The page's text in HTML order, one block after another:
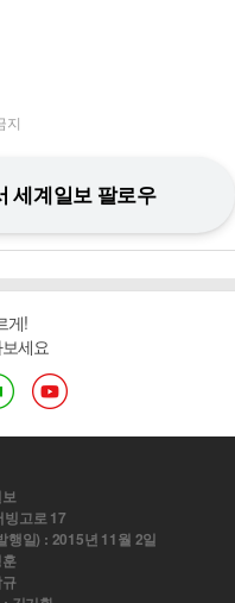
지
세계일보 팔로우
게!
세요
빙고로 17
행일) : 2015년 11월 2일